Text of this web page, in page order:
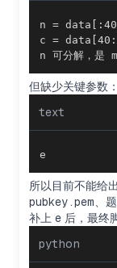
n 可分解，是
但缺少关键参数：
text
e
所以目前不能给
pubkey.pem 、
补上 e 后，最终
python